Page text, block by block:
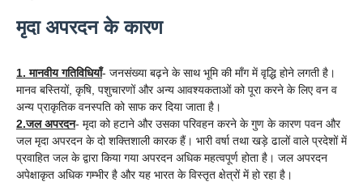
मृदा अपरदन के कारण
1. मानवीय गतिविधियाँ- जनसंख्या बढ़ने के साथ भूमि की माँग में वृद्धि होने लगती है।
मानव बस्तियों, कृषि, पशुचारणों और अन्य आवश्यकताओं को पूरा करने के लिए वन व
अन्य प्राकृतिक वनस्पति को साफ कर दिया जाता है।
2.जल अपरदन- मृदा को हटाने और उसका परिवहन करने के गुण के कारण पवन और
जल मृदा अपरदन के दो शक्तिशाली कारक हैं। भारी वर्षा तथा खड़े ढालों वाले प्रदेशों में
प्रवाहित जल के द्वारा किया गया अपरदन अधिक महत्वपूर्ण होता है। जल अपरदन
अपेक्षाकृत अधिक गम्भीर है और यह भारत के विस्तृत क्षेत्रों में हो रहा है।